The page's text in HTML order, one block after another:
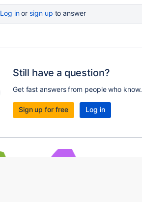
Log inor sign up to answer
Still have a question?
Get fast answers from people who know.
Sign up for free Log in